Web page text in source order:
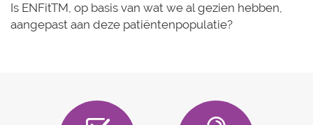
Is ENFitTM, op basis van wat we al gezien hebben,
aangepast aan deze patiëntenpopulatie?